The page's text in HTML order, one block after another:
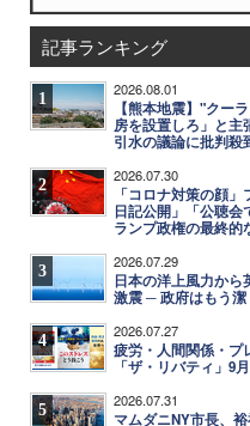
記事ランキング
1 2026.08.01
【熊本地震】"クー
房を設置しろ」と主
引水の議論に批判殺
2 2026.07.30
「コロナ対策の顔
日記公開」「公聴会
ランプ政権の最終的
3 2026.07.29
日本の洋上風力から
激震 ─ 政府はもう
4 2026.07.27
疲労・人間関係・
「ザ・リバティ」9
5 2026.07.31
マムダニNY市長、